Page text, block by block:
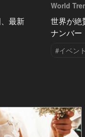
最新
World
世界が絶
ナンバー
#イベン